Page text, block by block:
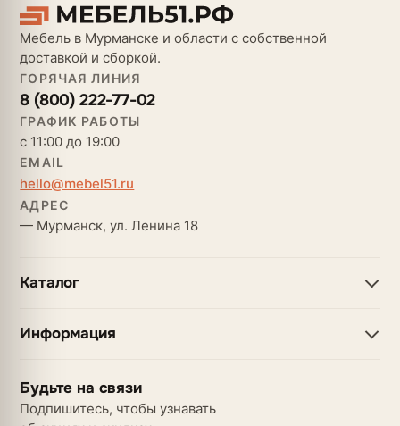
Мебель в Мурманске и области с собственной
доставкой и сборкой.
ГОРЯЧАЯ ЛИНИЯ
8 (800) 222-77-02
ГРАФИК РАБОТЫ
с 11:00 до 19:00
EMAIL
hello@mebel51.ru
АДРЕС
— Мурманск, ул. Ленина 18
Каталог
Информация
Будьте на связи
Подпишитесь, чтобы узнавать